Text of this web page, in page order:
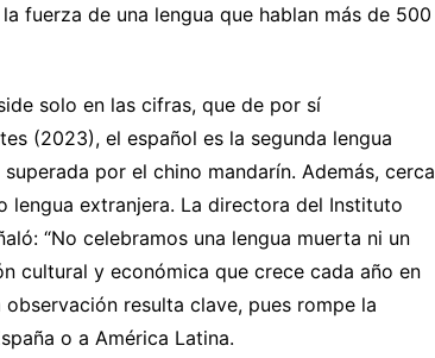
fuerza de una lengua que hablan más de 500
solo en las cifras, que de por sí
(2023), el español es la segunda lengua
por el chino mandarín. Además, cerca
lengua extranjera. La directora del Instituto
“No celebramos una lengua muerta ni un
cultural y económica que crece cada año en
observación resulta clave, pues rompe la
o a América Latina.